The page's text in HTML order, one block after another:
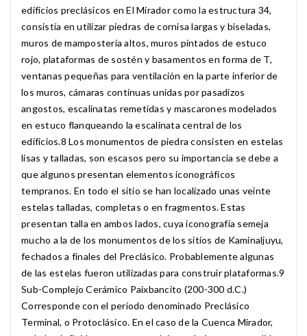
edificios preclásicos en El Mirador como la estructura 34,
consistía en utilizar piedras de cornisa largas y biseladas,
muros de mampostería altos, muros pintados de estuco
rojo, plataformas de sostén y basamentos en forma de T,
ventanas pequeñas para ventilación en la parte inferior de
los muros, cámaras continuas unidas por pasadizos
angostos, escalinatas remetidas y mascarones modelados
en estuco flanqueando la escalinata central de los
edificios.8​ Los monumentos de piedra consisten en estelas
lisas y talladas, son escasos pero su importancia se debe a
que algunos presentan elementos iconográficos
tempranos. En todo el sitio se han localizado unas veinte
estelas talladas, completas o en fragmentos. Estas
presentan talla en ambos lados, cuya iconografía semeja
mucho a la de los monumentos de los sitios de Kaminaljuyu,
fechados a finales del Preclásico. Probablemente algunas
de las estelas fueron utilizadas para construir plataformas.9​
Sub-Complejo Cerámico Paixbancito (200-300 d.C.)
Corresponde con el período denominado Preclásico
Terminal, o Protoclásico. En el caso de la Cuenca Mirador,